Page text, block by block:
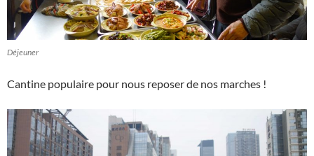
Déjeuner
Cantine populaire pour nous reposer de nos marches !